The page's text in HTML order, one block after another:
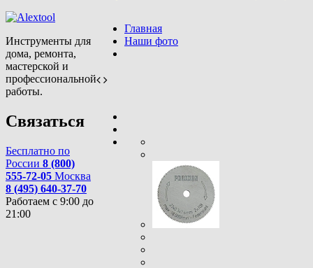
Главная
Наши фото
Инструменты для
дома, ремонта,
мастерской и
профессиональной
работы.
Связаться
Бесплатно по
России 8 (800)
555-72-05 Москва
8 (495) 640-37-70
Работаем с 9:00 до
21:00